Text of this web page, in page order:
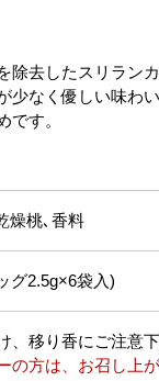
除去したスリラン
少なく優しい味わ
です。
燥桃､香料
グ2.5g×6袋入)
、移り香にご注意下
の方は、お召し上